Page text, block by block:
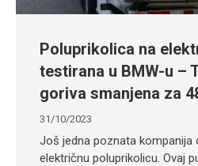
Poluprikolica na
testirana u BMW-u –
goriva smanjena za
31/10/2023
Još jedna poznata kompanija
električnu poluprikolicu. Ovaj